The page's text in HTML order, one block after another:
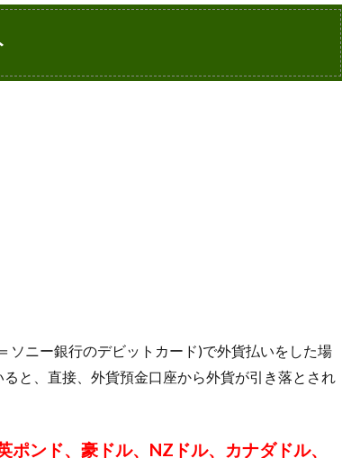
ソニー銀行のデビットカード)で外貨払いをした場
と、直接、外貨預金口座から外貨が引き落とされ
ポンド、豪ドル、NZドル、カナダドル、